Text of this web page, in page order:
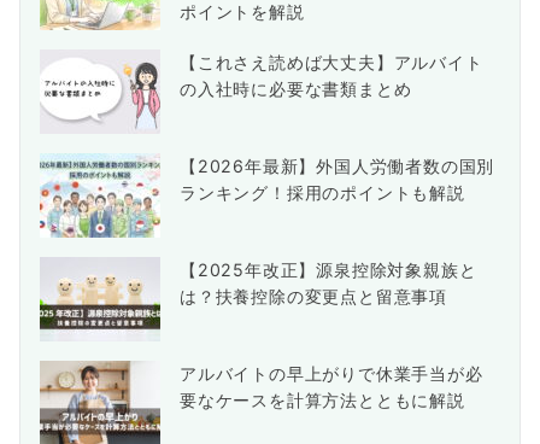
ポイントを解説
【これさえ読めば大丈夫】アルバイト
の入社時に必要な書類まとめ
【2026年最新】外国人労働者数の国別
ランキング！採用のポイントも解説
【2025年改正】源泉控除対象親族と
は？扶養控除の変更点と留意事項
アルバイトの早上がりで休業手当が必
要なケースを計算方法とともに解説